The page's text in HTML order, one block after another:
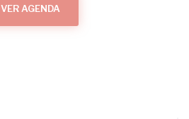
VER AGENDA